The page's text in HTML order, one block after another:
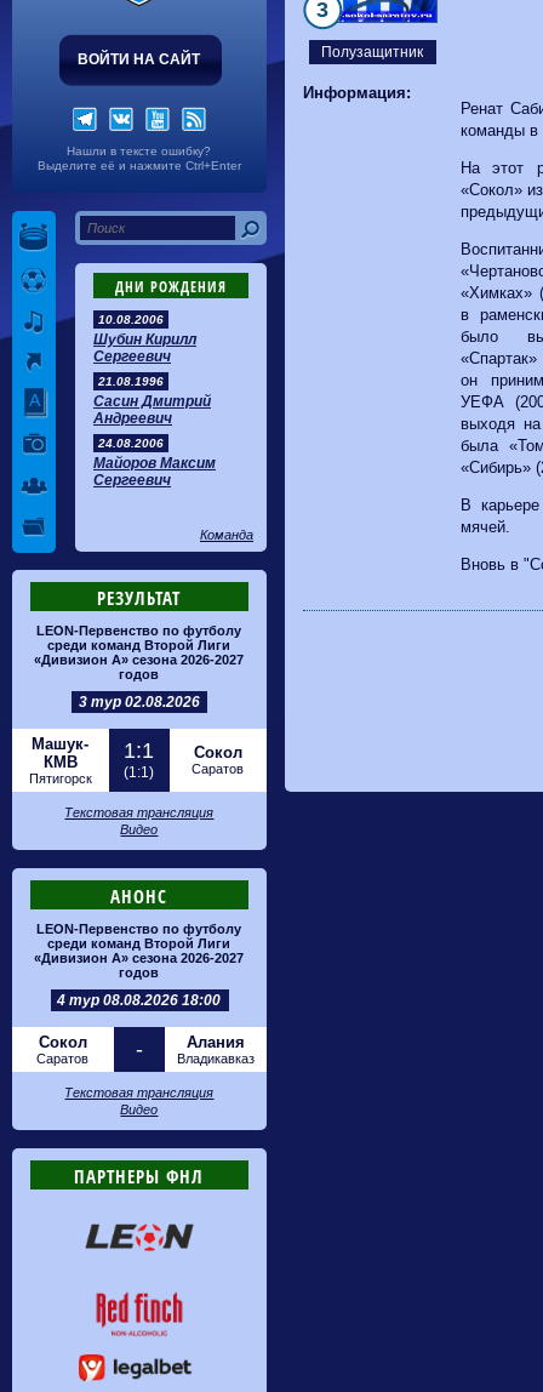
ВОЙТИ НА САЙТ
Нашли в тексте ошибку?
Выделите её и нажмите Ctrl+Enter
ДНИ РОЖДЕНИЯ
10.08.2006
Шубин Кирилл
Сергеевич
21.08.1996
Сасин Дмитрий
Андреевич
24.08.2006
Майоров Максим
Сергеевич
Команда
РЕЗУЛЬТАТ
LEON-Первенство по футболу
среди команд Второй Лиги
«Дивизион А» сезона 2026-2027
годов
3 тур 02.08.2026
Машук-
КМВ
Пятигорск
1:1
(1:1)
Сокол
Саратов
Текстовая трансляция
Видео
АНОНС
LEON-Первенство по футболу
среди команд Второй Лиги
«Дивизион А» сезона 2026-2027
годов
4 тур 08.08.2026 18:00
Сокол
Саратов - Алания
Владикавказ
Текстовая трансляция
Видео
ПАРТНЕРЫ ФНЛ
Полузащитник
3
Информация:
Ренат
команды в
На этот
«Сокол»
«Химках»
в
было
он
УЕФА
выходя
была
«Сибирь»
В
мячей.
Вновь в
Калуга
0-1 Сибирь